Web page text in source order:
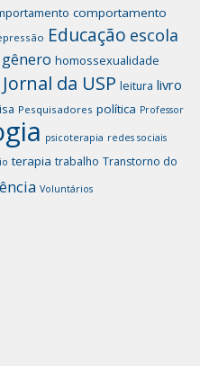
comportamento
Educação escola
gênero homossexualidade
Jornal da USP leitura livro
Pesquisadores política Professor
psicoterapia redes sociais
terapia trabalho Transtorno do
Voluntários